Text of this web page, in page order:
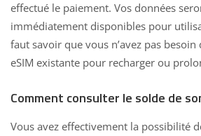
effectué le paiement. Vos données
immédiatement disponibles pour
faut savoir que vous n’avez pas
eSIM existante pour recharger ou
Comment consulter le solde de
Vous avez effectivement la possibilité